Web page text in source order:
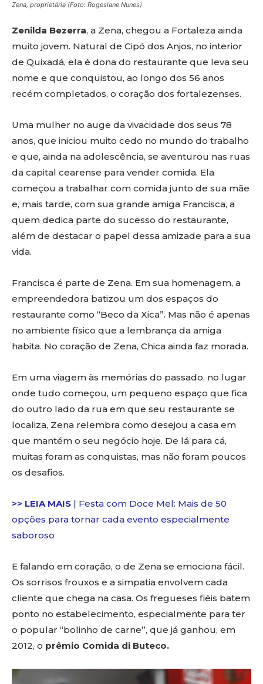
Zena, proprietária (Foto: Rogeslane Nunes)
Zenilda Bezerra, a Zena, chegou a Fortaleza ainda
muito jovem. Natural de Cipó dos Anjos, no interior
de Quixadá, ela é dona do restaurante que leva seu
nome e que conquistou, ao longo dos 56 anos
recém completados, o coração dos fortalezenses.
Uma mulher no auge da vivacidade dos seus 78
anos, que iniciou muito cedo no mundo do trabalho
e que, ainda na adolescência, se aventurou nas ruas
da capital cearense para vender comida. Ela
começou a trabalhar com comida junto de sua mãe
e, mais tarde, com sua grande amiga Francisca, a
quem dedica parte do sucesso do restaurante,
além de destacar o papel dessa amizade para a sua
vida.
Francisca é parte de Zena. Em sua homenagem, a
empreendedora batizou um dos espaços do
restaurante como “Beco da Xica”. Mas não é apenas
no ambiente físico que a lembrança da amiga
habita. No coração de Zena, Chica ainda faz morada.
Em uma viagem às memórias do passado, no lugar
onde tudo começou, um pequeno espaço que fica
do outro lado da rua em que seu restaurante se
localiza, Zena relembra como desejou a casa em
que mantém o seu negócio hoje. De lá para cá,
muitas foram as conquistas, mas não foram poucos
os desafios.
>> LEIA MAIS | Festa com Doce Mel: Mais de 50
opções para tornar cada evento especialmente
saboroso
E falando em coração, o de Zena se emociona fácil.
Os sorrisos frouxos e a simpatia envolvem cada
cliente que chega na casa. Os fregueses fiéis batem
ponto no estabelecimento, especialmente para ter
o popular “bolinho de carne”, que já ganhou, em
2012, o prêmio Comida di Buteco.